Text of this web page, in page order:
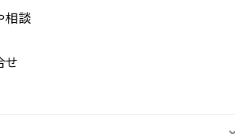
相談
せ